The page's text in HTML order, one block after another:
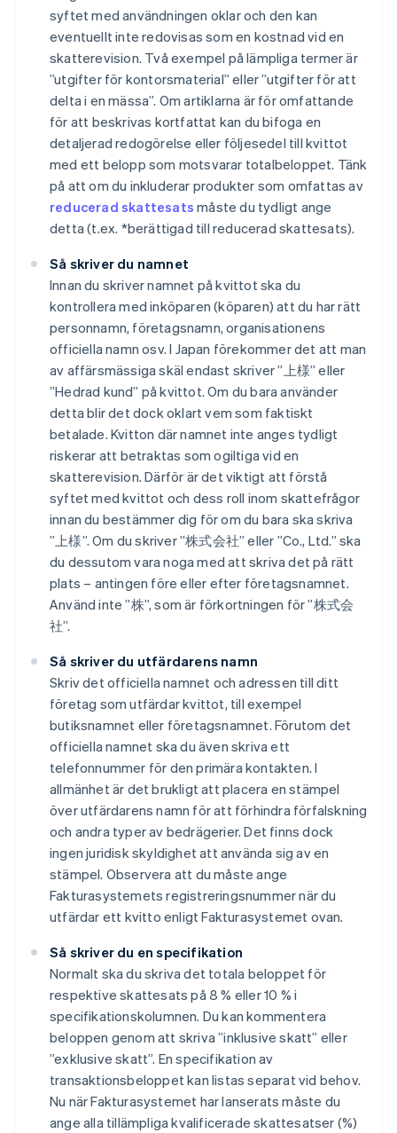
syftet med användningen oklar och den kan
eventuellt inte redovisas som en kostnad vid en
skatterevision. Två exempel på lämpliga termer är
”utgifter för kontorsmaterial” eller ”utgifter för att
delta i en mässa”. Om artiklarna är för omfattande
för att beskrivas kortfattat kan du bifoga en
detaljerad redogörelse eller följesedel till kvittot
med ett belopp som motsvarar totalbeloppet. Tänk
på att om du inkluderar produkter som omfattas av
reducerad skattesats måste du tydligt ange
detta (t.ex. *berättigad till reducerad skattesats).
Så skriver du namnet
Innan du skriver namnet på kvittot ska du
kontrollera med inköparen (köparen) att du har rätt
personnamn, företagsnamn, organisationens
officiella namn osv. I Japan förekommer det att man
av affärsmässiga skäl endast skriver ”上様” eller
”Hedrad kund” på kvittot. Om du bara använder
detta blir det dock oklart vem som faktiskt
betalade. Kvitton där namnet inte anges tydligt
riskerar att betraktas som ogiltiga vid en
skatterevision. Därför är det viktigt att förstå
syftet med kvittot och dess roll inom skattefrågor
innan du bestämmer dig för om du bara ska skriva
”上様”. Om du skriver ”株式会社” eller ”Co., Ltd.” ska
du dessutom vara noga med att skriva det på rätt
plats – antingen före eller efter företagsnamnet.
Använd inte ”株”, som är förkortningen för ”株式会
社”.
Så skriver du utfärdarens namn
Skriv det officiella namnet och adressen till ditt
företag som utfärdar kvittot, till exempel
butiksnamnet eller företagsnamnet. Förutom det
officiella namnet ska du även skriva ett
telefonnummer för den primära kontakten. I
allmänhet är det brukligt att placera en stämpel
över utfärdarens namn för att förhindra förfalskning
och andra typer av bedrägerier. Det finns dock
ingen juridisk skyldighet att använda sig av en
stämpel. Observera att du måste ange
Fakturasystemets registreringsnummer när du
utfärdar ett kvitto enligt Fakturasystemet ovan.
Så skriver du en specifikation
Normalt ska du skriva det totala beloppet för
respektive skattesats på 8 % eller 10 % i
specifikationskolumnen. Du kan kommentera
beloppen genom att skriva ”inklusive skatt” eller
”exklusive skatt”. En specifikation av
transaktionsbeloppet kan listas separat vid behov.
Nu när Fakturasystemet har lanserats måste du
ange alla tillämpliga kvalificerade skattesatser (%)